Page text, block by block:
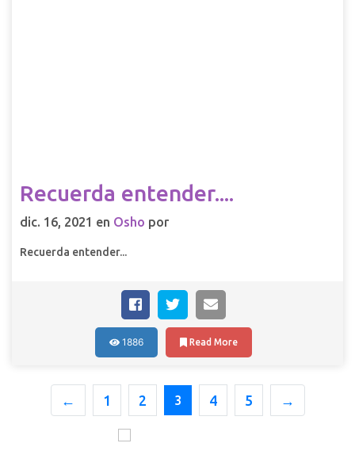
Recuerda entender....
dic. 16, 2021 en Osho por
Recuerda entender...
1886 Read More
← 1 2 3 4 5 →